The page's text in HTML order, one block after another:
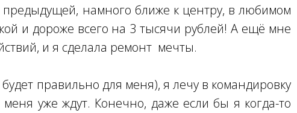
предыдущей, намного ближе к центру, в любимом
и дороже всего на 3 тысячи рублей! А ещё мне
и я сделала ремонт мечты.
правильно для меня), я лечу в командировку
уже ждут. Конечно, даже если бы я когда-то